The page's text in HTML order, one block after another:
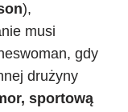
),
musi
gdy
drużyny
sportową